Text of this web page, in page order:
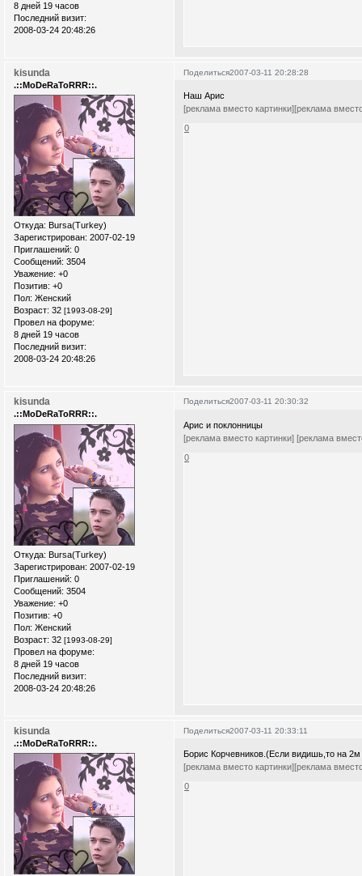
8 дней 19 часов
Последний визит:
2008-03-24 20:48:26
Поделиться2007-03-11 20:28:28
kisunda
.::MoDeRaToRRR::.
Откуда: Bursa(Turkey)
Зарегистрирован: 2007-02-19
Приглашений: 0
Сообщений: 3504
Уважение: +0
Позитив: +0
Пол: Женский
Возраст: 32 [1993-08-29]
Провел на форуме:
8 дней 19 часов
Последний визит:
2008-03-24 20:48:26
Наш Арис
[реклама вместо картинки][реклама
0
Поделиться2007-03-11 20:30:32
kisunda
.::MoDeRaToRRR::.
Откуда: Bursa(Turkey)
Зарегистрирован: 2007-02-19
Приглашений: 0
Сообщений: 3504
Уважение: +0
Позитив: +0
Пол: Женский
Возраст: 32 [1993-08-29]
Провел на форуме:
8 дней 19 часов
Последний визит:
2008-03-24 20:48:26
Арис и поклонницы
[реклама вместо картинки] [реклама
0
Поделиться2007-03-11 20:33:11
kisunda
.::MoDeRaToRRR::.
Борис Корчевников.(Если видишь,то на
[реклама вместо картинки][реклама
0